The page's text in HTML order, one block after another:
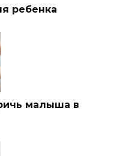
ребенка
малыша в